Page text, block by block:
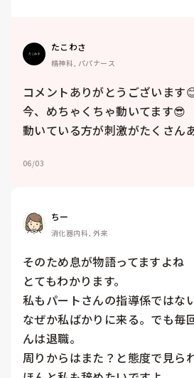
たこわさ
精神科, パパナース
コメントありがとうございます
今、めちゃくちゃ動いてます😎
動いている方が刺激がたくさん
06/03
ちー
消化器内科, 外来
そのため息が物語ってますよね
とてもわかります。
私もパートさんの指導係ではな
なぜか私ばかりに来る。でも毎
んは退職。
周りからはまた？と態度で見ら